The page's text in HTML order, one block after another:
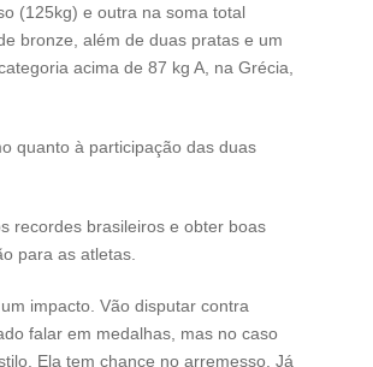
(125kg) e outra na soma total
bronze, além de duas pratas e um
acima de 87 kg A, na Grécia,
quanto à participação das duas
recordes brasileiros e obter boas
para as atletas.
impacto. Vão disputar contra
falar em medalhas, mas no caso
Ela tem chance no arremesso. Já